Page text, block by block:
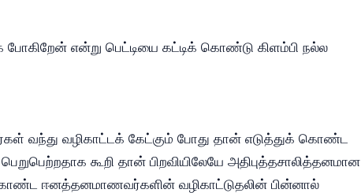
போகிறேன் என்று பெட்டியை கட்டிக் கொண்டு கிளம்பி நல்ல
வந்து வழிகாட்டக் கேட்கும் போது தான் எடுத்துக் கொண்ட
கூறி தான் பிறவியிலேயே அதிபுத்தசாலித்தனமான
ஈனத்தனமாணவர்களின் வழிகாட்டுதலின் பின்னால்